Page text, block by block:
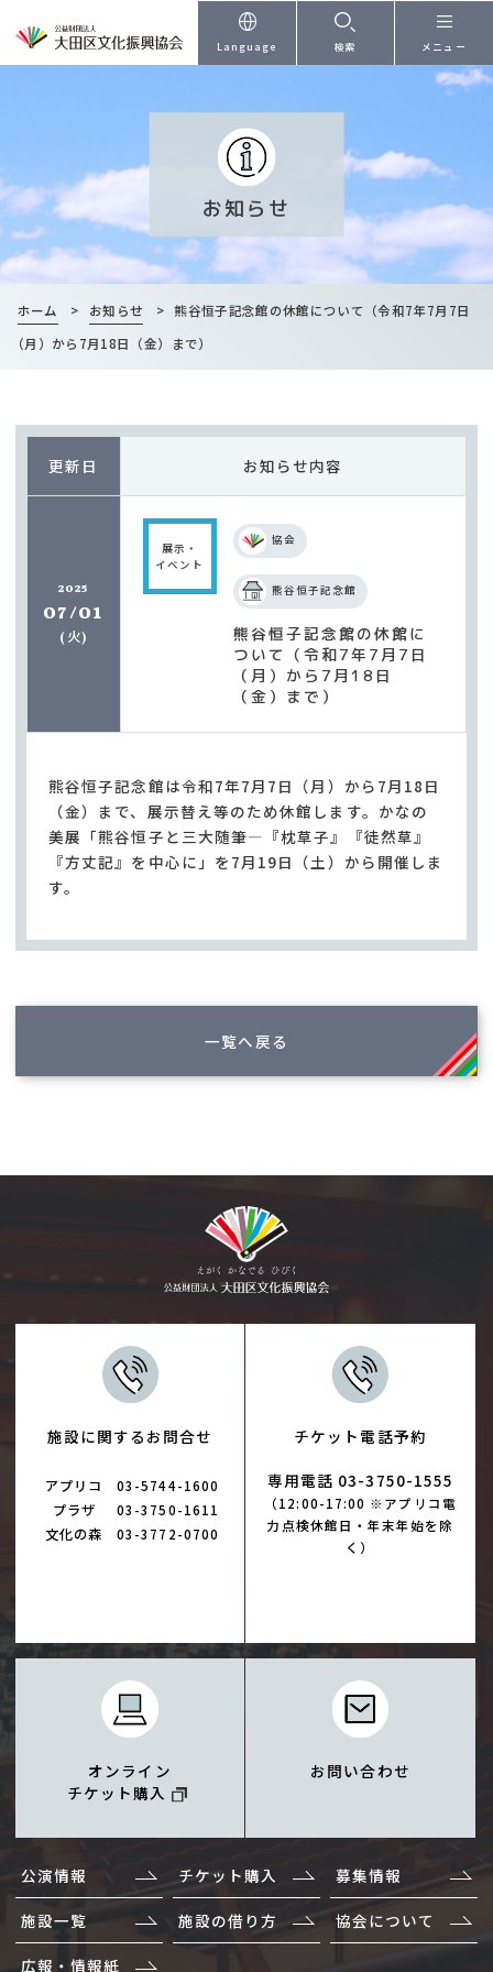
本文へ
Language 検索 メニュー
お知らせ
ホーム > お知らせ > 熊谷恒子記念館の休館について（令和7年7月7日
（月）から7月18日（金）まで）
更新日 お知らせ内容
2025
07/01
(火)
展示・
イベント
協会
熊谷恒子記念館
熊谷恒子記念館の休館に
ついて（令和7年7月7日
（月）から7月18日
（金）まで）
熊谷恒子記念館は令和7年7月7日（月）から7月18日
（金）まで、展示替え等のため休館します。かなの
美展「熊谷恒子と三大随筆―『枕草子』『徒然草』
『方丈記』を中心に」を7月19日（土）から開催しま
す。
一覧へ戻る
施設に関するお問合せ
アプリコ 03-5744-1600
プラザ 03-3750-1611
文化の森 03-3772-0700
チケット電話予約
専用電話 03-3750-1555
（12:00-17:00 ※アプリコ電
力点検休館日・年末年始を除
く）
オンライン
チケット購入
お問い合わせ
公演情報 チケット購入 募集情報
施設一覧 施設の借り方 協会について
広報・情報紙